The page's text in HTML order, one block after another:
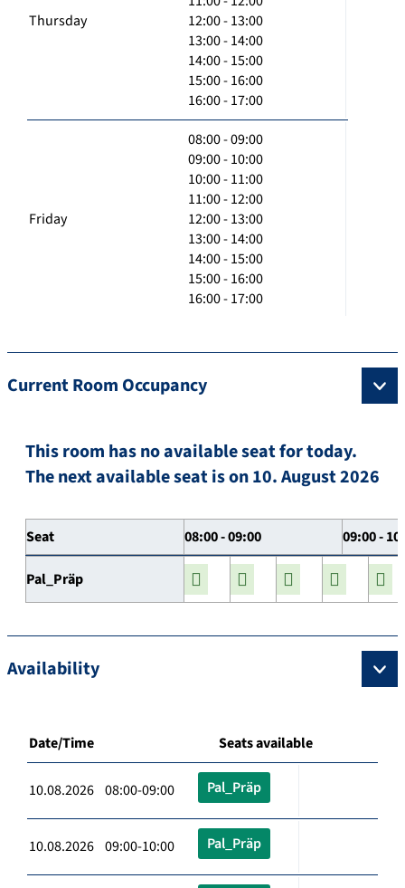
Thursday
12:00 - 13:00
13:00 - 14:00
14:00 - 15:00
15:00 - 16:00
16:00 - 17:00
Friday
08:00 - 09:00
09:00 - 10:00
10:00 - 11:00
11:00 - 12:00
12:00 - 13:00
13:00 - 14:00
14:00 - 15:00
15:00 - 16:00
16:00 - 17:00
Current Room Occupancy
This room has no available seat for today.
The next available seat is on 10. August 2026
Seat 08:00 - 09:00 09:00 -
Pal_Präp
Availability
Date/Time Seats available
10.08.2026 08:00-09:00 Pal_Präp
10.08.2026 09:00-10:00 Pal_Präp